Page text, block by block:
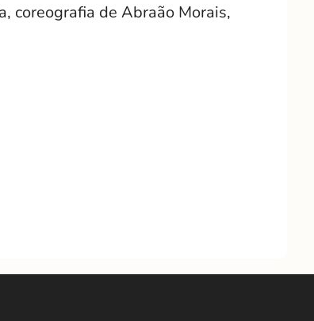
coreografia de Abraão Morais,